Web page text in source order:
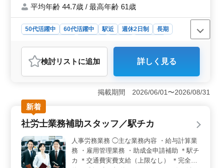
平均年齢 44.7歳 / 最高年齢 61歳
50代活躍中 60代活躍中 駅近 週休2日制
長期
おすすめポイント
＜人事労務の経験を活かせる業務内容＞ 給与計算や労
務相談、採用支援・人材育成サポートなどを担当しま
す。顧客先企業の人事労務を幅広く支援するため、これ
まで培った労務知識や実務経験を活かして活躍できる環
境です。 ＜年間休日157日・週休3日制の働きやすさ
＞ 年間休日157日と非常に休日数が多く、週休3日制を
採用しています。フレックスタイム制も導入しており、
残業も月10時間程度と少ないため、ワークライフバラン
スを重視した働き方が可能です。 ＜築地駅徒歩圏内
の好立地と充実待遇＞ 勤務地は築地駅から徒歩圏内で
検討リスト に追加 詳しく見る
掲載期間 2026/06/01〜2026/08/31
新着
社労士業務補助スタッフ／駅チカ
人事労務業務 ◯主な業務内容 ・給与計算業
務 ・雇用管理業務 ・助成金申請補助 ＊駅チ
カ ＊交通費実費支給（上限なし） ＊完全週